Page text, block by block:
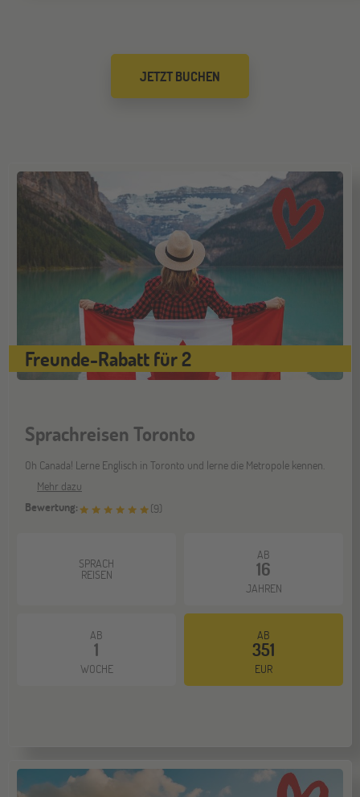
Düsseldorf
Jugendbildungsmesse JuBi
Jugendbildungsmesse JuBi
ONLINE
Online-Infoabend: Ab ins Ausland
Gräfelfing
Jugendbildungsmesse JuBi
OKT Jugendbildungsmesse JuBi
07 Bochum
Berlin
Jugendbildungsmesse JuBi
Hannover
14
NOV
Hamburg
Jugendbildungsmesse JuBi
JETZT BUCHEN
Freunde-Rabatt für 2
Sprachreisen Toronto
Oh Canada! Lerne Englisch in Toronto und lerne die Metropole kennen.
Mehr dazu
Bewertung:
(9)
SPRACH
REISEN
AB
16
JAHREN
AB
1
WOCHE
AB
351
EUR